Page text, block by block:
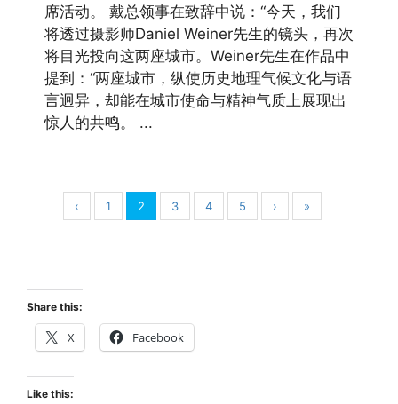
席活动。 戴总领事在致辞中说：“今天，我们
将透过摄影师Daniel Weiner先生的镜头，再次
将目光投向这两座城市。Weiner先生在作品中
提到：“两座城市，纵使历史地理气候文化与语
言迥异，却能在城市使命与精神气质上展现出
惊人的共鸣。 ...
‹ 1 2 3 4 5 › »
Share this:
X Facebook
Like this: